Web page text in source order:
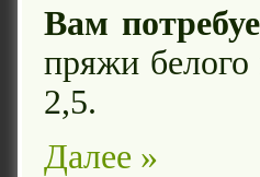
Вам
пряжи
2,5.
Далее »